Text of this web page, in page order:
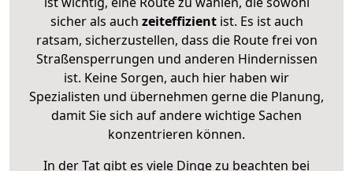
sicher als auch zeiteffizientist. Es ist auch
ratsam, sicherzustellen, dass die Route frei von
Straßensperrungen und anderen Hindernissen
ist. Keine Sorgen, auch hier haben wir
Spezialisten und übernehmen gerne die Planung,
damit Sie sich auf andere wichtige Sachen
konzentrieren können.
In der Tat gibt es viele Dinge zu beachten bei